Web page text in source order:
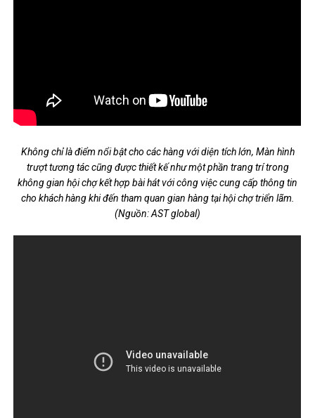
Không chỉ là điểm nổi bật cho các hàng với diện tích lớn, Màn hình
trượt tương tác cũng được thiết kế như một phần trang trí trong
không gian hội chợ kết hợp bài hát với công việc cung cấp thông tin
cho khách hàng khi đến tham quan gian hàng tại hội chợ triển lãm.
(Nguồn: AST global)